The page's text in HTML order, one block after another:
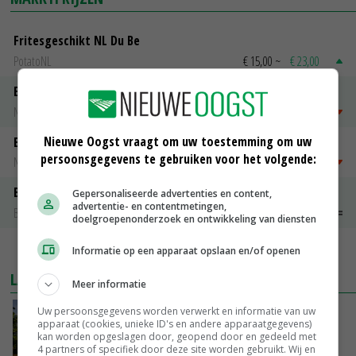
Fritesgeschikt NL Du Be
PotatoNL
€ 15,00 ~ € 23,00
Emmeloord Tarwe
Noteringen
€ 205,00
Emmeloord Schaaltjespeen
Noteringen
€ 5,00~ € 20,00
Bintje A 28/35
Bintje Info
€ 48,00~ € 52,00
MEER MARKTPRIJZEN
LAATSTE NIEUWS
Kamervragen over onttrekkingsverbod,
minister spreekt van ‘ondernemersrisico’
GISTEREN, 16:27
Nieuwe Oogst vraagt om uw toestemming om uw
persoonsgegevens te gebruiken voor het volgende:
Gepersonaliseerde advertenties en content,
advertentie- en contentmetingen,
doelgroepenonderzoek en ontwikkeling van diensten
Informatie op een apparaat opslaan en/of openen
Meer informatie
Uw persoonsgegevens worden verwerkt en informatie van uw
apparaat (cookies, unieke ID's en andere apparaatgegevens)
kan worden opgeslagen door, geopend door en gedeeld met
4 partners of specifiek door deze site worden gebruikt. Wij en